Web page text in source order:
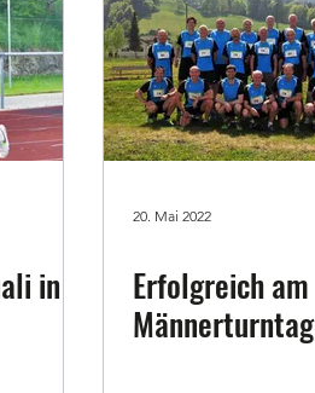
in
20. Mai 2022
Erfolgreich am
Männerturntag